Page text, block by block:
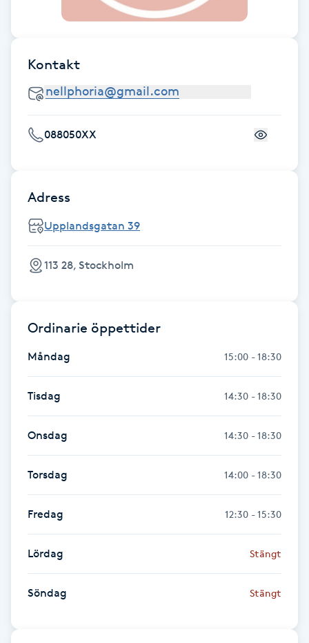
Friskvårdsmassage
Funktionsanalys
Föning
Gel naglar
Gellack
Gellack med förstärkning
Gravidmassage
Gravidyoga
Gruppträning
Gua Sha-massage
Hatha Yoga
Kontakt
088050XX
Adress
Upplandsgatan 39
113 28, Stockholm
Ordinarie öppettider
Måndag 15:00 - 18:30
Tisdag 14:30 - 18:30
Onsdag 14:30 - 18:30
Torsdag 14:00 - 18:30
Fredag 12:30 - 15:30
Lördag Stängt
Söndag Stängt